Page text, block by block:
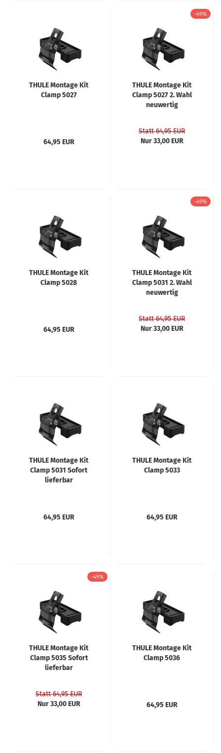
THULE Montage Kit
Clamp 5027
64,95 EUR
-49%
THULE Montage Kit
Clamp 5027 2. Wahl
neuwertig
Statt 64,95 EUR
Nur 33,00 EUR
THULE Montage Kit
Clamp 5028
64,95 EUR
-49%
THULE Montage Kit
Clamp 5031 2. Wahl
neuwertig
Statt 64,95 EUR
Nur 33,00 EUR
THULE Montage Kit
Clamp 5031 Sofort
lieferbar
64,95 EUR
THULE Montage Kit
Clamp 5033
64,95 EUR
-49%
THULE Montage Kit
Clamp 5035 Sofort
lieferbar
Statt 64,95 EUR
Nur 33,00 EUR
THULE Montage Kit
Clamp 5036
64,95 EUR